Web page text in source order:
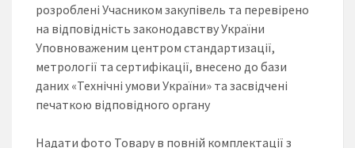
розроблені Учасником закупівель та перевірено
на відповідність законодавству України
Уповноваженим центром стандартизації,
метрології та сертифікації, внесено до бази
даних «Технічні умови України» та засвідчені
печаткою відповідного органу
Надати фото Товару в повній комплектації з